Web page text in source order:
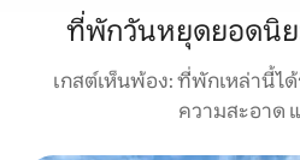
ที่พักวันหยุดยอดนิย
เกสต์เห็นพ้อง: ที่พักเหล่านี้ไ
ความสะอาด